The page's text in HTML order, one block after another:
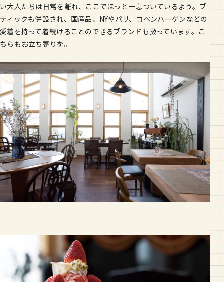
い大人たちは日常を離れ、ここでほっと一息ついているよう。ブ
ティックも併設され、国産品、NYやパリ、コペンハーゲンなどの
愛着を持って着続けることのできるブランドも扱っています。こ
ちらもお立ち寄りを。